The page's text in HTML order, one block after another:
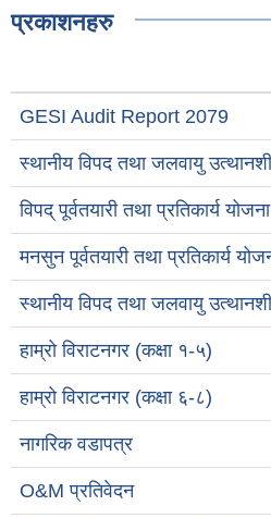
प्रकाशनहरु
GESI Audit Report 2079
स्थानीय विपद तथा जलवायु
विपद् पूर्वतयारी तथा प्रतिकार्य
मनसुन पूर्वतयारी तथा प्रतिकार्य
स्थानीय विपद तथा जलवायु
हाम्रो विराटनगर (कक्षा १-५)
हाम्रो विराटनगर (कक्षा ६-८)
नागरिक वडापत्र
O&M प्रतिवेदन